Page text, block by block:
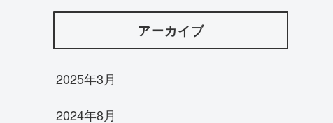
アーカイブ
2025年3月
2024年8月